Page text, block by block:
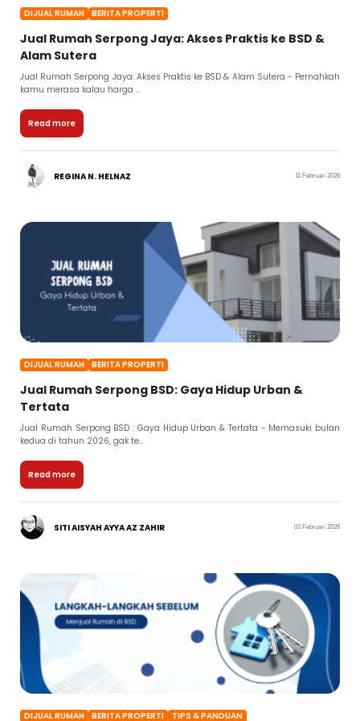
DIJUAL RUMAH BERITA PROPERTI
Jual Rumah Serpong Jaya: Akses Praktis ke BSD &
Alam Sutera
Jual Rumah Serpong Jaya: Akses Praktis ke BSD & Alam Sutera - Pernahkah
kamu merasa kalau harga ...
Read more
REGINA N. HELNAZ 11 Februari 2026
DIJUAL RUMAH BERITA PROPERTI
Jual Rumah Serpong BSD: Gaya Hidup Urban &
Tertata
Jual Rumah Serpong BSD : Gaya Hidup Urban & Tertata - Memasuki bulan
kedua di tahun 2026, gak te...
Read more
SITI AISYAH AYYA AZ ZAHIR 03 Februari 2026
DIJUAL RUMAH BERITA PROPERTI TIPS & PANDUAN